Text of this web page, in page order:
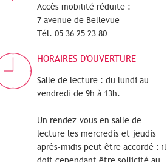
Accès mobilité réduite :
7 avenue de Bellevue
Tél. 05 36 25 23 80
HORAIRES D'OUVERTURE
Salle de lecture : du lundi au
vendredi de 9h à 13h.
Un rendez-vous en salle de
lecture les mercredis et jeudis
après-midis peut être accordé : il